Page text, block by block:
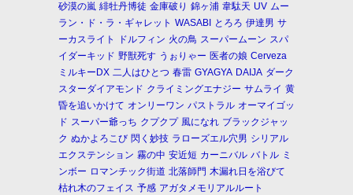
砂漠の嵐 緋牡丹博徒 金庫破り 錦ヶ浦 韋駄天 UV ムー
ラン・ド・ラ・ギャレット WASABI とろろ 伊達男 サ
ーカスライト
ドルフィン 火の鳥 スーパームーン スパ
イダーキッド 野獣死す うぉりゃー 医者の娘 Cerveza
ミルキーDX 二人はひとつ 春雷 GYAGYA DAIJA ダーク
スターダイアモンド クライミングエナジー サムライ 黄
昏を追いかけて オンリーワン パストラル オーマイゴッ
ド スーパー爺っち クプクプ 風になれ ブラックジャッ
ク ぬかよろこび 閃く妙技 ラローズエル穴男 シリアル
エクステンション 霧の中 安近短 カーニバル バトル ミ
ンボー ロマンチック街道 北落師門 木漏れ日を浴びて
枯れ木のフェイス 予感 アガタメモリアルルート